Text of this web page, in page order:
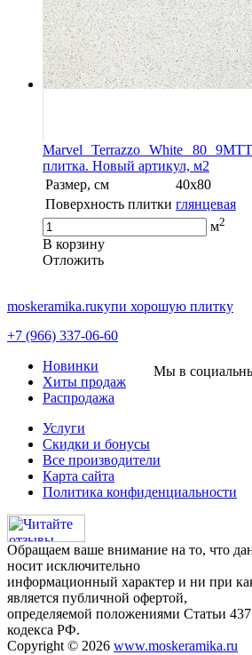
Marvel Terrazzo White 80
плитка. Новый артикул, м2
Размер, см
40x80
Поверхность плитки глянцевая
м2
В корзину
Oтложить
moskeramika.ruкупи хорошую плитку
+7 (966) 337-06-60
Мы в
Новинки
Хиты продаж
Распродажа
Услуги
Скидки и бонусы
Все производители
Карта сайта
Политика конфиденциальности
Обращаем ваше внимание на то, что
носит исключительно
информационный характер и ни при
является публичной офертой,
определяемой положениями Статьи
кодекса РФ.
Copyright © 2026 www.moskeramika.ru